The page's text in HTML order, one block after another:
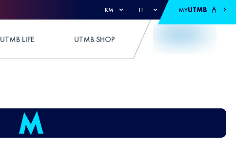
KM IT MYUTMB
UTMB LIFE UTMB SHOP